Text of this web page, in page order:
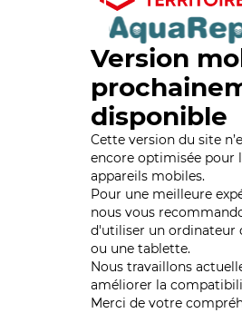
Version
disponible
Cette version du site
encore optimisée pour
appareils mobiles.
Pour une meilleure
nous vous
d'utiliser un ordinateur
ou une tablette.
Nous travaillons
améliorer la
Merci de votre